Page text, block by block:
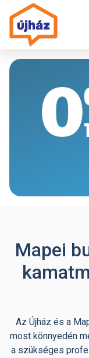
Mapei
Az Újház és a
most könnyedén
a szükséges